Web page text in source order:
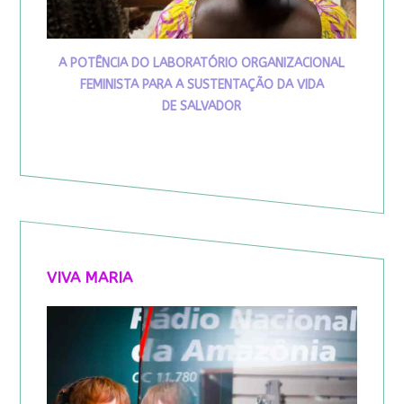
A POTÊNCIA DO LABORATÓRIO ORGANIZACIONAL
FEMINISTA PARA A SUSTENTAÇÃO DA VIDA
DE SALVADOR
VIVA MARIA